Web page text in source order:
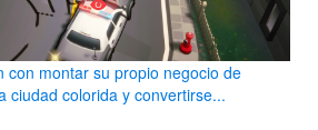
con montar su propio negocio de
ciudad colorida y convertirse...